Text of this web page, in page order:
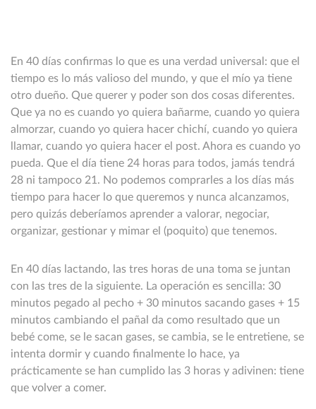
En 40 días confirmas lo que es una verdad universal: que el
tiempo es lo más valioso del mundo, y que el mío ya tiene
otro dueño. Que querer y poder son dos cosas diferentes.
Que ya no es cuando yo quiera bañarme, cuando yo quiera
almorzar, cuando yo quiera hacer chichí, cuando yo quiera
llamar, cuando yo quiera hacer el post. Ahora es cuando yo
pueda. Que el día tiene 24 horas para todos, jamás tendrá
28 ni tampoco 21. No podemos comprarles a los días más
tiempo para hacer lo que queremos y nunca alcanzamos,
pero quizás deberíamos aprender a valorar, negociar,
organizar, gestionar y mimar el (poquito) que tenemos.
En 40 días lactando, las tres horas de una toma se juntan
con las tres de la siguiente. La operación es sencilla: 30
minutos pegado al pecho + 30 minutos sacando gases + 15
minutos cambiando el pañal da como resultado que un
bebé come, se le sacan gases, se cambia, se le entretiene, se
intenta dormir y cuando finalmente lo hace, ya
prácticamente se han cumplido las 3 horas y adivinen: tiene
que volver a comer.